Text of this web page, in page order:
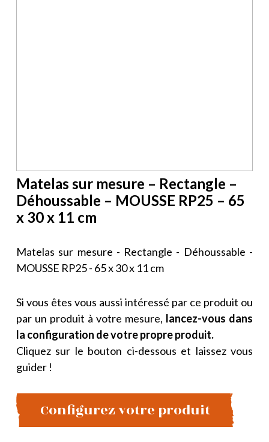
Matelas sur mesure – Rectangle –
Déhoussable – MOUSSE RP25 – 65
x 30 x 11 cm
Matelas sur mesure - Rectangle - Déhoussable -
MOUSSE RP25 - 65 x 30 x 11 cm
Si vous êtes vous aussi intéressé par ce produit ou
par un produit à votre mesure, lancez-vous dans
la configuration de votre propre produit.
Cliquez sur le bouton ci-dessous et laissez vous
guider !
Configurez votre produit